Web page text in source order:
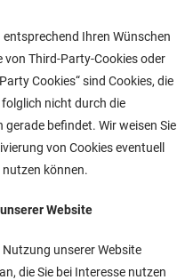
Ihren Wünschen
von Third-Party-Cookies oder
Cookies“ sind Cookies, die
nicht durch die
befindet. Wir weisen Sie
von Cookies eventuell
können.
Website
unserer Website
die Sie bei Interesse nutzen